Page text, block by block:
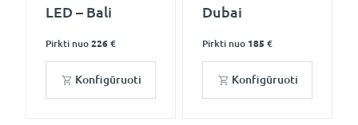
LED – Bali
Pirkti nuo 226 €
Konfigūruoti
Dubai
Pirkti nuo 185 €
Konfigūruoti